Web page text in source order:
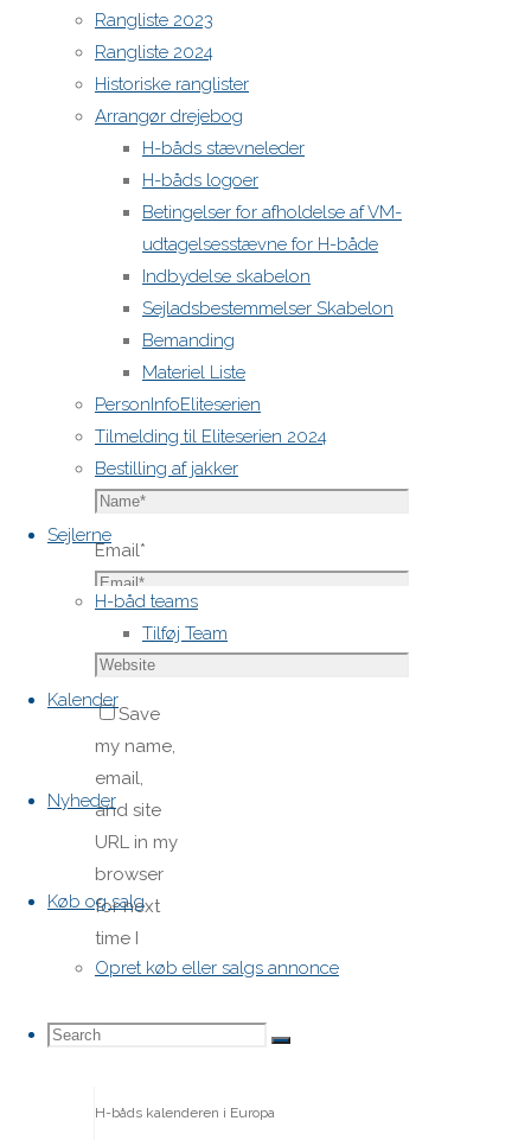
Rangliste 2023
Rangliste 2024
Historiske ranglister
Arrangør drejebog
H-båds stævneleder
H-båds logoer
Betingelser for afholdelse af VM-
udtagelsesstævne for H-både
Indbydelse skabelon
Sejladsbestemmelser Skabelon
Bemanding
Materiel Liste
PersonInfoEliteserien
Tilmelding til Eliteserien 2024
Bestilling af jakker
Sejlerne
H-båd teams
Tilføj Team
Kalender
Nyheder
Køb og salg
Opret køb eller salgs annonce
Search
Search
Search
vil ikke
blive
publiceret.
Krævede
felter er
markeret
med
Comment
Name*
Email*
Website
Save
my name,
email,
and site
URL in my
browser
for next
time I
post a
H-båds kalenderen i Europa